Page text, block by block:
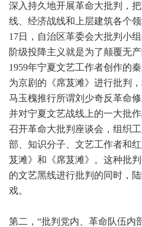
深入持久地开展革命大批判，
线、经济战线和上层建筑各个
17日，自治区革委会大批判小
阶级投降主义就是为了颠覆无
1959年宁夏文艺工作者创作的
为京剧的《席芨滩》进行批判
马玉槐推行所谓刘少奇反革命
并对宁夏文艺战线上的一大批
召开革命大批判座谈会，组织
部、知识分子、文艺工作者和
芨滩》和《席芨滩》。这种批
的文艺黑线进行批判的同时，
戏。
第二，“批判党内、革命队伍内